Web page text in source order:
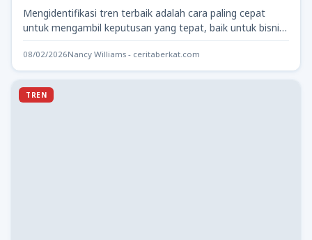
Mengidentifikasi tren terbaik adalah cara paling cepat
untuk mengambil keputusan yang tepat, baik untuk bisnis,
konten, investasi, maupun…
08/02/2026Nancy Williams - ceritaberkat.com
TREN